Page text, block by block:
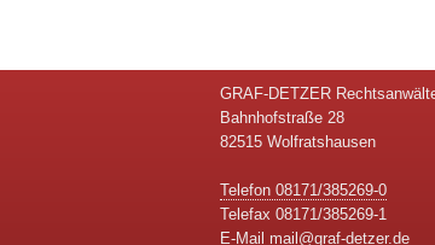
GRAF-DETZER
Bahnhofstraße 28
82515 Wolfratshausen
Telefon 08171/385269-0
Telefax 08171/385269-1
E-Mail mail@graf-detzer.de